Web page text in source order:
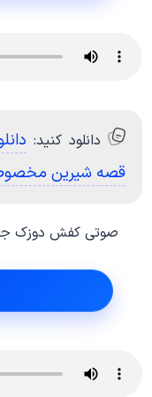
دانلود کنید:
قصه شیرین
صوتی کفش دوزک